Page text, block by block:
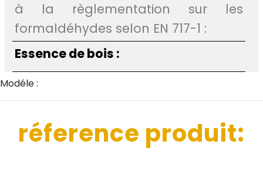
à la règlementation sur les
formaldéhydes selon EN 717-1 :
Essence de bois :
Modéle :
réference produit: